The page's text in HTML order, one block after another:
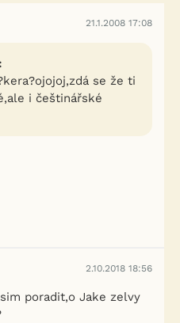
21.1.2008 17:08
se že ti
i češtinářské
2.10.2018 18:56
poradit,o Jake zelvy